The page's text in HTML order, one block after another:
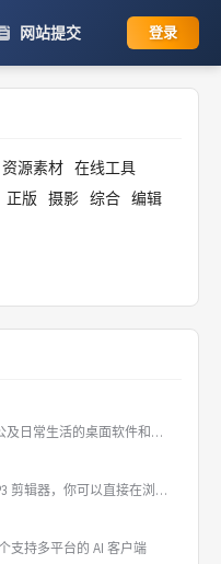
网站提交 登录
资源素材 在线工具
正版 摄影 综合 编辑
提供专业的商务办公及日常生活的桌面软件和在线应用。 软件涵盖
一个免费的在线 MP3 剪辑器，你可以直接在浏览器里剪切，裁
支持多平台的 AI 客户端